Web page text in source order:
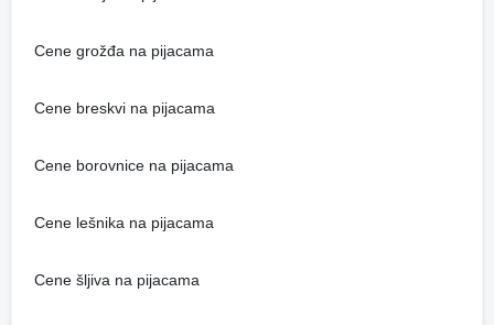
Cene grožđa na pijacama
Cene breskvi na pijacama
Cene borovnice na pijacama
Cene lešnika na pijacama
Cene šljiva na pijacama